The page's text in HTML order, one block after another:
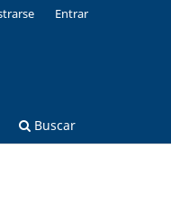
Buscar
Entrar